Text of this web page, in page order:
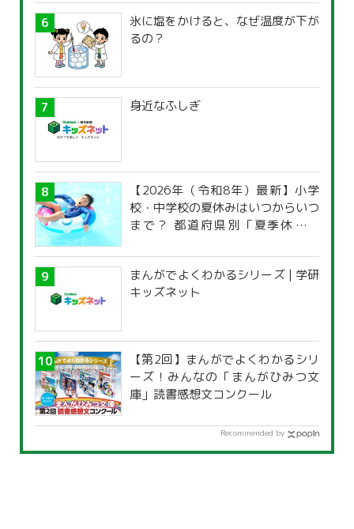
氷に塩をかけると、なぜ温度が下が
るの？
身近なふしぎ
【2026年（令和8年）最新】小学
校・中学校の夏休みはいつからいつ
まで？ 都道府県別「夏季休暇一
まんがでよくわかるシリーズ | 学研
キッズネット
【第2回】まんがでよくわかるシリ
ーズ！みんなの「まんがひみつ文
庫」読書感想文コンクール
Recommended by